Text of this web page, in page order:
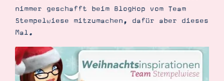
Kontakt
nimmer geschafft beim BlogHop vom Team
Stempelwiese mitzumachen, dafür aber dieses
Mal.